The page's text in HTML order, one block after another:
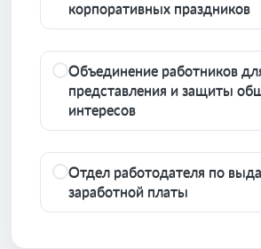
корпоративных праздников
Объединение работников
представления и защиты
интересов
Отдел работодателя по
заработной платы